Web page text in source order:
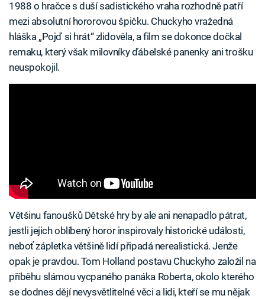
1988 o hračce s duší sadistického vraha rozhodně patří
mezi absolutní hororovou špičku. Chuckyho vražedná
hláška „Pojď si hrát“ zlidověla, a film se dokonce dočkal
remaku, který však milovníky ďábelské panenky ani trošku
neuspokojil.
Většinu fanoušků Dětské hry by ale ani nenapadlo pátrat,
jestli jejich oblíbený horor inspirovaly historické události,
neboť zápletka většině lidí připadá nerealistická. Jenže
opak je pravdou. Tom Holland postavu Chuckyho založil na
příběhu slámou vycpaného panáka Roberta, okolo kterého
se dodnes dějí nevysvětlitelné věci a lidi, kteří se mu nějak